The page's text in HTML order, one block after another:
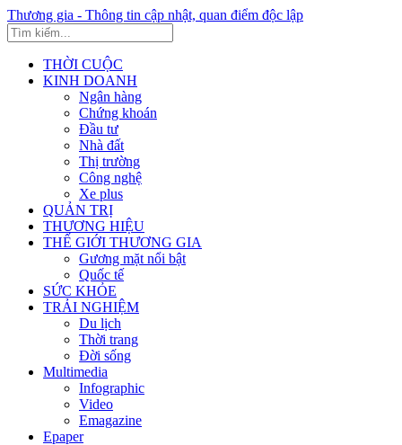
Thương gia - Thông tin cập nhật, quan điểm độc lập
THỜI CUỘC
KINH DOANH
Ngân hàng
Chứng khoán
Đầu tư
Nhà đất
Thị trường
Công nghệ
Xe plus
QUẢN TRỊ
THƯƠNG HIỆU
THẾ GIỚI THƯƠNG GIA
Gương mặt nổi bật
Quốc tế
SỨC KHỎE
TRẢI NGHIỆM
Du lịch
Thời trang
Đời sống
Multimedia
Infographic
Video
Emagazine
Epaper